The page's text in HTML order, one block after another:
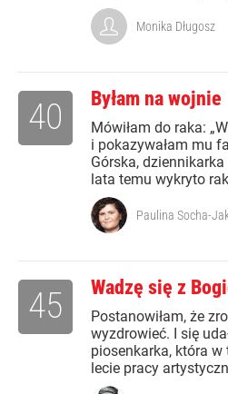
Monika Długosz
Byłam na wojnie
Mówiłam do raka:
i pokazywałam mu
Górska,
lata temu wykryto
40
Paulina Socha-
Wadzę się z
Postanowiłam, że
wyzdrowieć. I się
piosenkarka, która
lecie pracy
45